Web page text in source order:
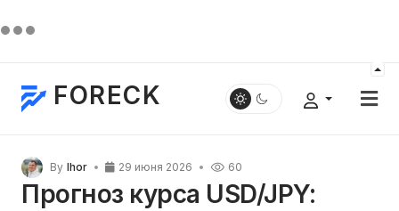
FORECK
By Ihor 29 июня 2026 60
Прогноз курса USD/JPY: